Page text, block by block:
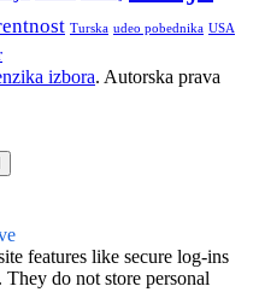
Turska udeo pobednika USA
izbora. Autorska prava
features like secure log-ins
They do not store personal